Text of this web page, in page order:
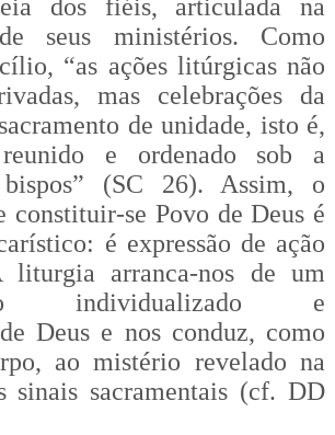
dos fiéis, articulada na
seus ministérios. Como
“as ações litúrgicas não
mas celebrações da
de unidade, isto é,
e ordenado sob a
(SC 26). Assim, o
constituir-se Povo de Deus é
é expressão de ação
liturgia arranca-nos de um
individualizado e
Deus e nos conduz, como
ao mistério revelado na
sinais sacramentais (cf. DD